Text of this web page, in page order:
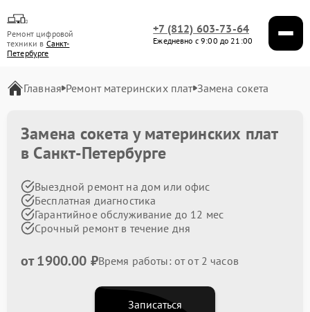
Ремонт цифровой
техники в Санкт-
Петербурге
+7 (812) 603-73-64
Ежедневно с 9:00 до 21:00
Главная Ремонт материнских плат Замена сокета
Замена сокета у материнских плат
в Санкт-Петербурге
Выездной ремонт на дом или офис
Бесплатная диагностика
Гарантийное обслуживание до 12 мес
Срочный ремонт в течение дня
от 1900.00 ₽Время работы: от от 2 часов
Записаться